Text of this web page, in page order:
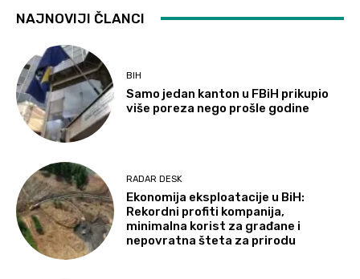
NAJNOVIJI ČLANCI
BIH
Samo jedan kanton u FBiH prikupio
više poreza nego prošle godine
RADAR DESK
Ekonomija eksploatacije u BiH:
Rekordni profiti kompanija,
minimalna korist za građane i
nepovratna šteta za prirodu